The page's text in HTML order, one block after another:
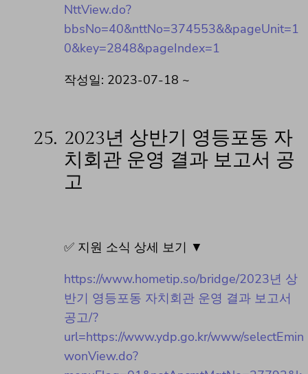
NttView.do?
bbsNo=40&nttNo=374553&&pageUnit=1
0&key=2848&pageIndex=1
작성일: 2023-07-18 ~
25. 2023년 상반기 영등포동 자
치회관 운영 결과 보고서 공
고
✅ 지원 소식 상세 보기 ▼
https://www.hometip.so/bridge/2023년 상
반기 영등포동 자치회관 운영 결과 보고서
공고/?
url=https://www.ydp.go.kr/www/selectEmin
wonView.do?